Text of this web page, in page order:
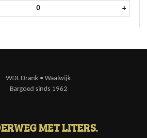
Dujardin Vieux fles 1 ltr aantal
+
WDL Drank • Waalwijk
Bargoed sinds 1962
MET LITERS.